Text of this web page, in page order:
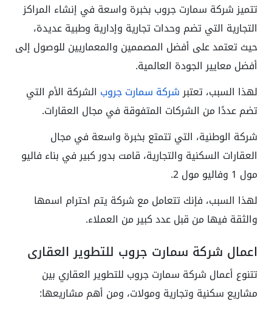
تتميز شركة سمارت جروب بخبرة واسعة في إنشاء المراكز
التجارية التي تضم وحدات تجارية وإدارية وطبية عديدة،
حيث تعتمد على أفضل المصممين والمعماريين للوصول إلى
أفضل معايير الجودة العالمية.
لهذا السبب، تعتبرشركة سمارت جروب الشركة الأم التي
تضم عددًا من الشركات المتفوقة في مجال العقارات.
شركة الوطنية، التي تتمتع بخبرة واسعة في مجال
العقارات السكنية والتجارية، قامت بدور كبير في بناء فاليو
مول 1 وفاليو مول 2.
لهذا السبب، فإنك تتعامل مع شركة يتم احترام اسمها
والثقة فيها من قبل عدد كبير من العملاء.
اعمال شركة سمارت جروب للتطوير العقاري
تتنوع أعمال شركة سمارت جروب للتطوير العقاري بين
مشاريع سكنية وتجارية ومولات، ومن أهم مشاريعها: